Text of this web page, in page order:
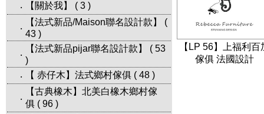
‧
【關於我】 ( 3 )
‧
【法式新品/Maison聯名設計款】
(
43 )
‧
【法式新品pijar聯名設計款】 ( 53
)
‧
【 赤仔木】法式鄉村傢俱 ( 48 )
‧
【古典橡木】北美白橡木鄉村傢
俱 ( 96 )
【LP 56】上福利百
傢俱 法國設計